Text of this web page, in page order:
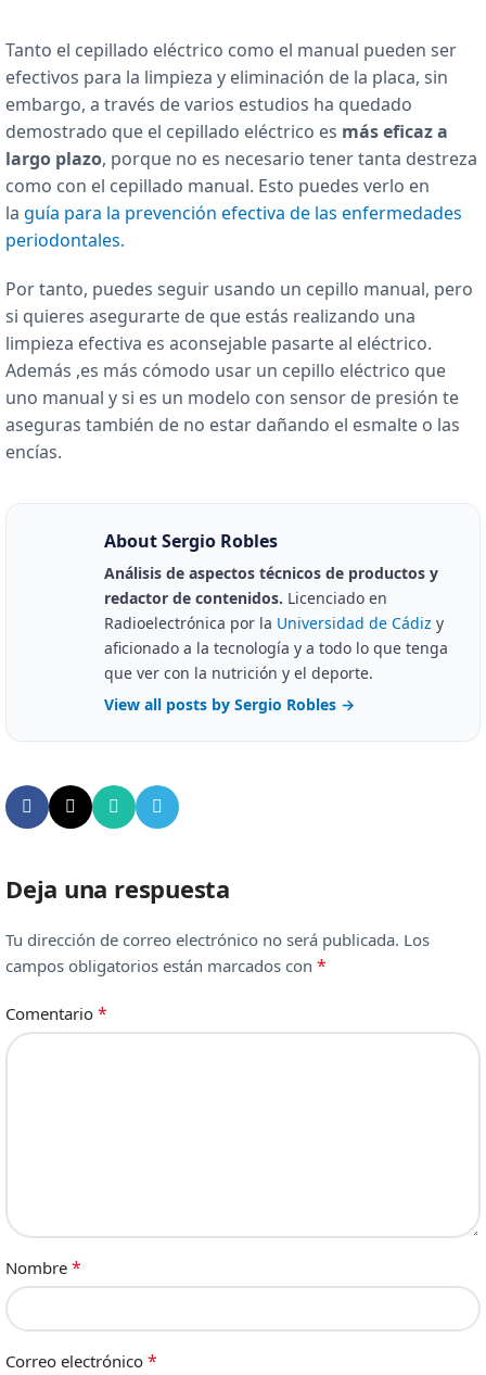
Tanto el cepillado eléctrico como el manual pueden ser
efectivos para la limpieza y eliminación de la placa, sin
embargo, a través de varios estudios ha quedado
demostrado que el cepillado eléctrico es más eficaz a
largo plazo, porque no es necesario tener tanta destreza
como con el cepillado manual. Esto puedes verlo en
la guía para la prevención efectiva de las enfermedades
periodontales.
Por tanto, puedes seguir usando un cepillo manual, pero
si quieres asegurarte de que estás realizando una
limpieza efectiva es aconsejable pasarte al eléctrico.
Además ,es más cómodo usar un cepillo eléctrico que
uno manual y si es un modelo con sensor de presión te
aseguras también de no estar dañando el esmalte o las
encías.
About Sergio Robles
Análisis de aspectos técnicos de productos y
redactor de contenidos. Licenciado en
Radioelectrónica por la Universidad de Cádiz y
aficionado a la tecnología y a todo lo que tenga
que ver con la nutrición y el deporte.
View all posts by Sergio Robles →
Deja una respuesta
Tu dirección de correo electrónico no será publicada. Los
campos obligatorios están marcados con *
Comentario *
Nombre *
Correo electrónico *